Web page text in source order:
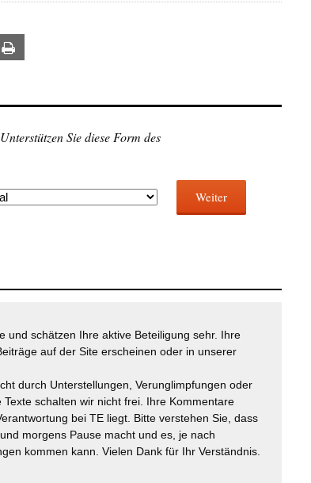
Sie diese Form des
Weiter
und schätzen Ihre aktive Beteiligung sehr. Ihre
auf der Site erscheinen oder in unserer
durch Unterstellungen, Verunglimpfungen oder
schalten wir nicht frei. Ihre Kommentare
bei TE liegt. Bitte verstehen Sie, dass
morgens Pause macht und es, je nach
kommen kann. Vielen Dank für Ihr Verständnis.